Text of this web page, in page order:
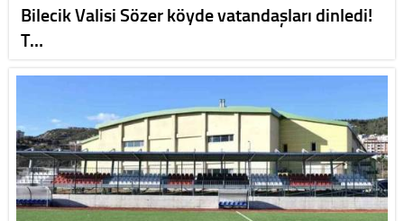
Bilecik Valisi Sözer köyde vatandaşları dinledi!
T…